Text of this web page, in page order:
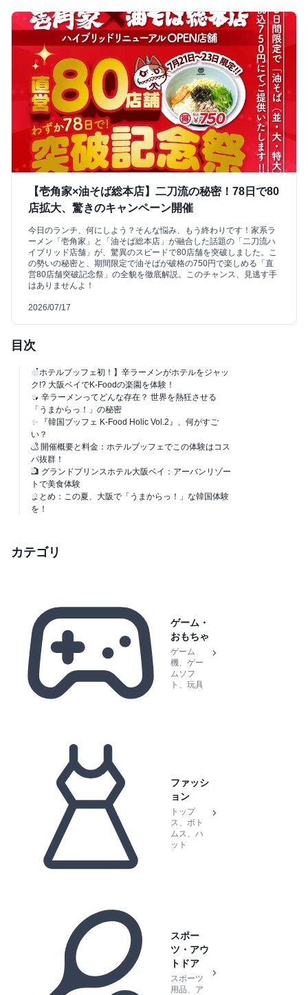
【壱角家×油そば総本店】二刀流の秘密！78日で80
店拡大、驚きのキャンペーン開催
今日のランチ、何にしよう？そんな悩み、もう終わりです！家系ラ
ーメン「壱角家」と「油そば総本店」が融合した話題の「二刀流ハ
イブリッド店舗」が、驚異のスピードで80店舗を突破しました。こ
の勢いの秘密と、期間限定で油そばが破格の750円で楽しめる「直
営80店舗突破記念祭」の全貌を徹底解説。このチャンス、見逃す手
はありませんよ！
2026/07/17
目次
【ホテルブッフェ初！】辛ラーメンがホテルをジャッ
ク!? 大阪ベイでK-Foodの楽園を体験！
🔥 辛ラーメンってどんな存在？ 世界を熱狂させる
「うまからっ！」の秘密
✨ 『韓国ブッフェ K-Food Holic Vol.2』、何がすご
い？
💰 開催概要と料金：ホテルブッフェでこの体験はコス
パ抜群！
🏨 グランドプリンスホテル大阪ベイ：アーバンリゾー
トで美食体験
まとめ：この夏、大阪で「うまからっ！」な韓国体験
を！
カテゴリ
ゲーム・
おもちゃ
ゲーム
機、ゲー
ムソフ
ト、玩具
ファッシ
ョン
トップ
ス、ボト
ムス、ハ
ット
スポー
ツ・アウ
トドア
スポーツ
用品、ア